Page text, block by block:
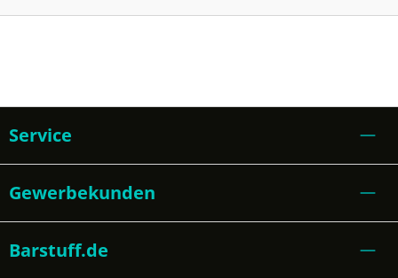
Service
Gewerbekunden
Barstuff.de